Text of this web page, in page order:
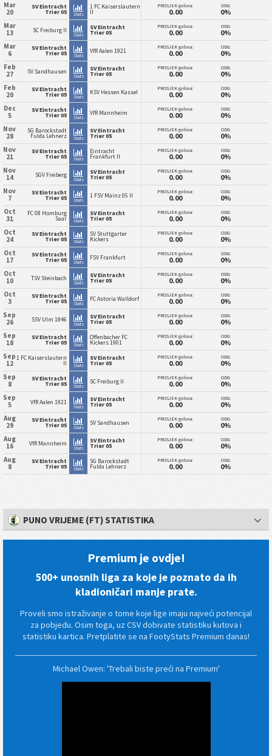
Mar
20
SV Eintracht
Trier 05 Stats
1 FC Kaiserslautern
II
PROSJEK golova:
0.00
ODG:
0%
Mar
13
SC Freiburg II
Stats
SV Eintracht
Trier 05
PROSJEK golova:
0.00
ODG:
0%
Mar
6
SV Eintracht
Trier 05 Stats
VfR Aalen 1921 PROSJEK golova:
0.00
ODG:
0%
Feb
27
SV Sandhausen
Stats
SV Eintracht
Trier 05
PROSJEK golova:
0.00
ODG:
0%
Feb
20
SV Eintracht
Trier 05 Stats
KSV Hessen Kassel PROSJEK golova:
0.00
ODG:
0%
Dec
5
SV Eintracht
Trier 05 Stats
VfR Mannheim PROSJEK golova:
0.00
ODG:
0%
Nov
28
SG Barockstadt
Fulda Lehnerz Stats
SV Eintracht
Trier 05
PROSJEK golova:
0.00
ODG:
0%
Nov
21
SV Eintracht
Trier 05 Stats
Eintracht
Frankfurt II
PROSJEK golova:
0.00
ODG:
0%
Nov
14
SGV Freiberg
Stats
SV Eintracht
Trier 05
PROSJEK golova:
0.00
ODG:
0%
Nov
7
SV Eintracht
Trier 05 Stats
1 FSV Mainz 05 II PROSJEK golova:
0.00
ODG:
0%
Oct
31
FC 08 Homburg
Saar Stats
SV Eintracht
Trier 05
PROSJEK golova:
0.00
ODG:
0%
Oct
24
SV Eintracht
Trier 05 Stats
SV Stuttgarter
Kickers
PROSJEK golova:
0.00
ODG:
0%
Oct
17
SV Eintracht
Trier 05 Stats
FSV Frankfurt PROSJEK golova:
0.00
ODG:
0%
Oct
10
TSV Steinbach
Stats
SV Eintracht
Trier 05
PROSJEK golova:
0.00
ODG:
0%
Oct
3
SV Eintracht
Trier 05 Stats
FC Astoria Walldorf PROSJEK golova:
0.00
ODG:
0%
Sep
26
SSV Ulm 1846
Stats
SV Eintracht
Trier 05
PROSJEK golova:
0.00
ODG:
0%
Sep
18
SV Eintracht
Trier 05 Stats
Offenbacher FC
Kickers 1901
PROSJEK golova:
0.00
ODG:
0%
Sep
12
1 FC Kaiserslautern
II Stats
SV Eintracht
Trier 05
PROSJEK golova:
0.00
ODG:
0%
Sep
8
SV Eintracht
Trier 05 Stats
SC Freiburg II PROSJEK golova:
0.00
ODG:
0%
Sep
5
VfR Aalen 1921
Stats
SV Eintracht
Trier 05
PROSJEK golova:
0.00
ODG:
0%
Aug
29
SV Eintracht
Trier 05 Stats
SV Sandhausen PROSJEK golova:
0.00
ODG:
0%
Aug
16
VfR Mannheim
Stats
SV Eintracht
Trier 05
PROSJEK golova:
0.00
ODG:
0%
Aug
8
SV Eintracht
Trier 05 Stats
SG Barockstadt
Fulda Lehnerz
PROSJEK golova:
0.00
ODG:
0%
PUNO VRIJEME (FT) STATISTIKA
Premium je ovdje!
500+ unosnih liga za koje je poznato da ih
kladioničari manje prate.
Proveli smo istraživanje o tome koje lige imaju najveći potencijal
za pobjedu. Osim toga, uz CSV dobivate statistiku kutova i
statistiku kartica. Pretplatite se na FootyStats Premium danas!
Michael Owen: 'Trebali biste preći na Premium'